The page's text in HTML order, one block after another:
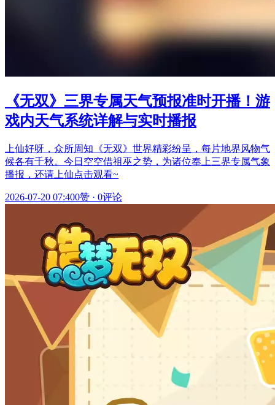
《无双》三界专属天气预报准时开播！游
戏内天气系统详解与实时播报
上仙好呀，众所周知《无双》世界精彩纷呈，每片地界风物气
候各有千秋。今日空空借祖巫之势，为诸位奉上三界专属气象
播报，还请上仙点击观看~
2026-07-20 07:400赞 · 0评论